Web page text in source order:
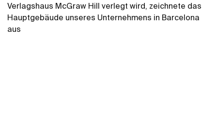
Verlagshaus McGraw Hill verlegt wird, zeichnete das
Hauptgebäude unseres Unternehmens in Barcelona
aus